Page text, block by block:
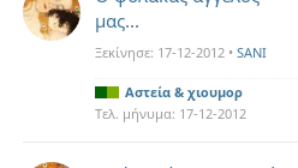
μας...
Ξεκίνησε: 17-12-2012 • SANI
Αστεία & χιουμορ
Τελ. μήνυμα: 17-12-2012